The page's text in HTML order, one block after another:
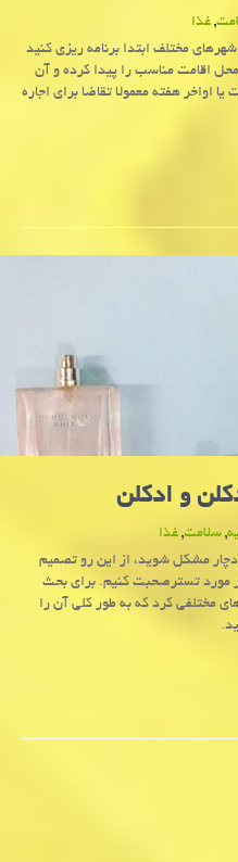
,غذا
مختلف ابتدا برنامه ریزی كنید
اقامت مناسب را پیدا كرده و آن
اواخر هفته معمولا تقاضا برای اجاره
و ادكلن
,سلامت,غذا
مشكل شوید، از این رو تصمیم
مورد تسترصحبت كنیم. برای بحث
مختلفی كرد كه به طور كلی آن را